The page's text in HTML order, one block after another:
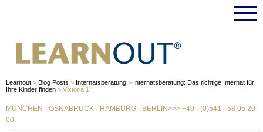
Learnout > Blog Posts > Internatsberatung > Internatsberatung: Das richtige Internat für
Ihre Kinder finden > Viktoria 1
MÜNCHEN · OSNABRÜCK · HAMBURG · BERLIN>>> +49 · (0)541 · 58 05 20
00